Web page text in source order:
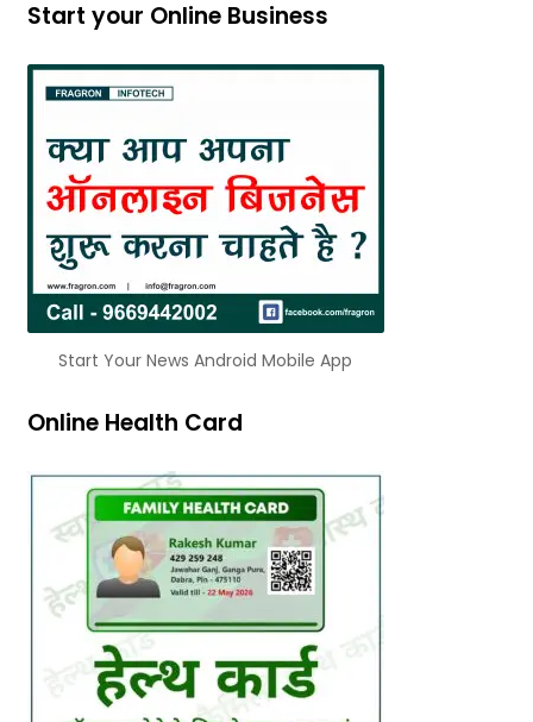
Start your Online Business
Start Your News Android Mobile App
Online Health Card